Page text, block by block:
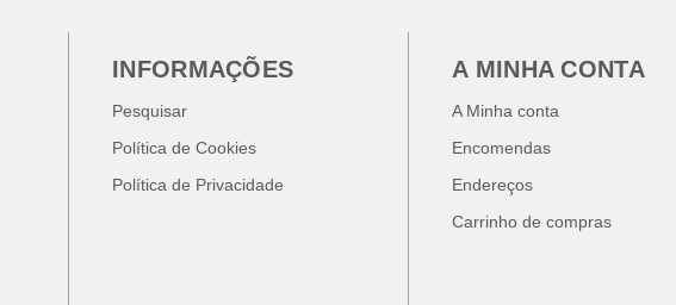
INFORMAÇÕES
Pesquisar
Política de Cookies
Política de Privacidade
A MINHA CONTA
A Minha conta
Encomendas
Endereços
Carrinho de compras